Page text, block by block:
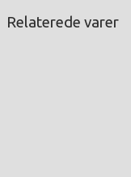
Relaterede varer